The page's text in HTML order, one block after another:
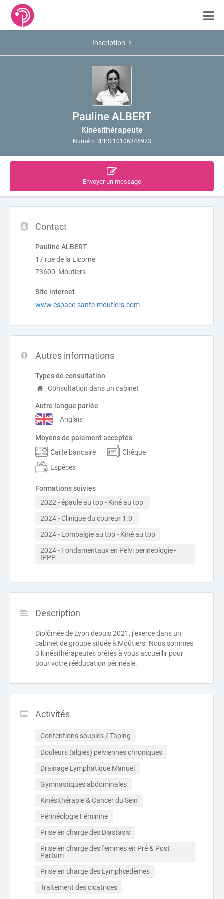
Inscription
Pauline ALBERT
Kinésithérapeute
Numéro RPPS 10106346973
Envoyer un message
Contact
Pauline ALBERT
17 rue de la Licorne
73600 Moutiers
Site internet
www.espace-sante-moutiers.com
Autres informations
Types de consultation
Consultation dans un cabinet
Autre langue parlée
Anglais
Moyens de paiement acceptés
Carte bancaire
Chèque
Espèces
Formations suivies
2022 - épaule au top - Kiné au top
2024 - Clinique du coureur 1.0
2024 - Lombalgie au top - Kiné au top
2024 - Fondamentaux en Pelvi perineologie -
IPPP
Description
Diplômée de Lyon depuis 2021, j’exerce dans un
cabinet de groupe située à Moûtiers. Nous sommes
3 kinésithérapeutes prêtes à vous accueillir pour
pour votre rééducation périnéale.
Activités
Contentions souples / Taping
Douleurs (algies) pelviennes chroniques
Drainage Lymphatique Manuel
Gymnastiques abdominales
Kinésithérapie & Cancer du Sein
Périnéologie Féminine
Prise en charge des Diastasis
Prise en charge des femmes en Pré & Post
Partum
Prise en charge des Lymphœdèmes
Traitement des cicatrices